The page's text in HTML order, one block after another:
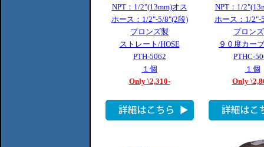
NPT：1/2"(13mm)オス
ホース：1/2"-5/8"(2段)
プロンズ製
ストレート/HOSE
PTH-5062
１個
Only \2,310-
NPT：1/
ホース：1/2"-
プロン
９０度カー
PTHC-
１個
Only